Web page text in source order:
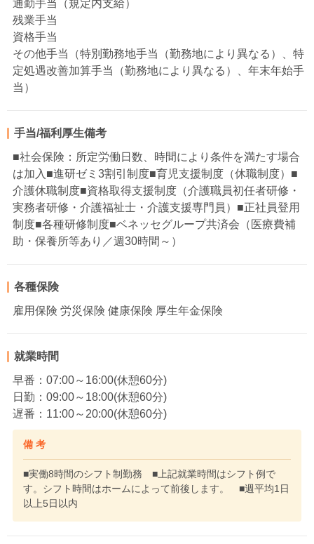
通勤手当（規定内支給）
残業手当
資格手当
その他手当（特別勤務地手当（勤務地により異なる）、特
定処遇改善加算手当（勤務地により異なる）、年末年始手
当）
手当/福利厚生備考
■社会保険：所定労働日数、時間により条件を満たす場合
は加入■進研ゼミ3割引制度■育児支援制度（休職制度）■
介護休職制度■資格取得支援制度（介護職員初任者研修・
実務者研修・介護福祉士・介護支援専門員）■正社員登用
制度■各種研修制度■ベネッセグループ共済会（医療費補
助・保養所等あり／週30時間～）
各種保険
雇用保険 労災保険 健康保険 厚生年金保険
就業時間
早番：07:00～16:00(休憩60分)
日勤：09:00～18:00(休憩60分)
遅番：11:00～20:00(休憩60分)
備 考
■実働8時間のシフト制勤務 ■上記就業時間はシフト例で
す。シフト時間はホームによって前後します。 ■週平均1日
以上5日以内